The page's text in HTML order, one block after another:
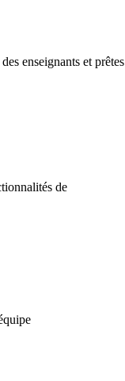
enseignants et prêtes
de